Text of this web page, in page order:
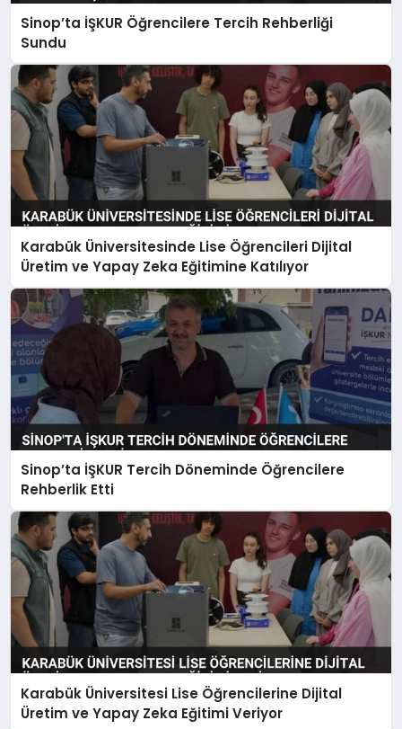
Sinop’ta İŞKUR Öğrencilere Tercih Rehberliği
Sundu
Karabük Üniversitesinde Lise Öğrencileri Dijital
Üretim ve Yapay Zeka Eğitimine Katılıyor
Sinop’ta İŞKUR Tercih Döneminde Öğrencilere
Rehberlik Etti
Karabük Üniversitesi Lise Öğrencilerine Dijital
Üretim ve Yapay Zeka Eğitimi Veriyor